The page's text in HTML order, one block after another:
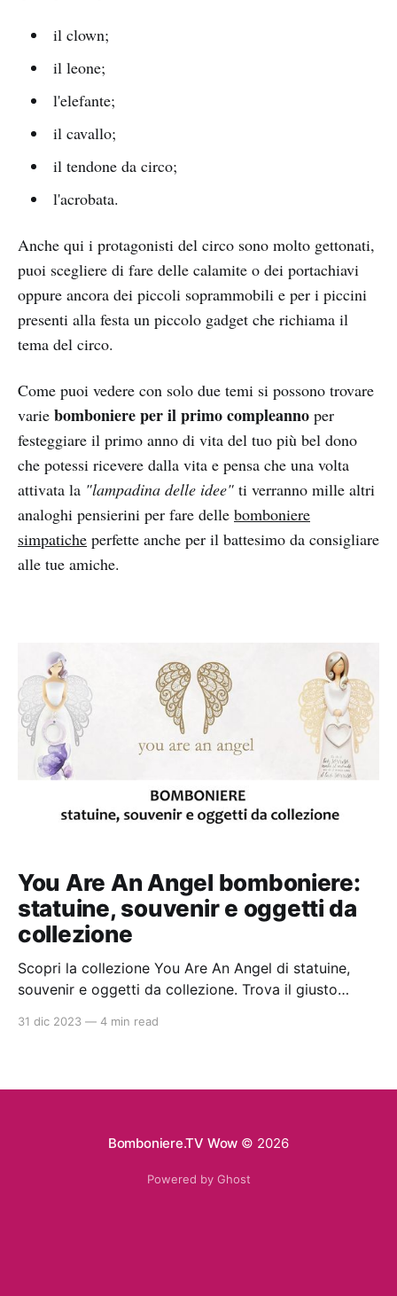
il clown;
il leone;
l'elefante;
il cavallo;
il tendone da circo;
l'acrobata.
Anche qui i protagonisti del circo sono molto gettonati,
puoi scegliere di fare delle calamite o dei portachiavi
oppure ancora dei piccoli soprammobili e per i piccini
presenti alla festa un piccolo gadget che richiama il
tema del circo.
Come puoi vedere con solo due temi si possono trovare
varie bomboniere per il primo compleanno per
festeggiare il primo anno di vita del tuo più bel dono
che potessi ricevere dalla vita e pensa che una volta
attivata la "lampadina delle idee" ti verranno mille altri
analoghi pensierini per fare delle bomboniere
simpatiche perfette anche per il battesimo da consigliare
alle tue amiche.
You Are An Angel bomboniere:
statuine, souvenir e oggetti da
collezione
Scopri la collezione You Are An Angel di statuine,
souvenir e oggetti da collezione. Trova il giusto
31 dic 2023 — 4 min read
Bomboniere.TV Wow © 2026
Powered by Ghost